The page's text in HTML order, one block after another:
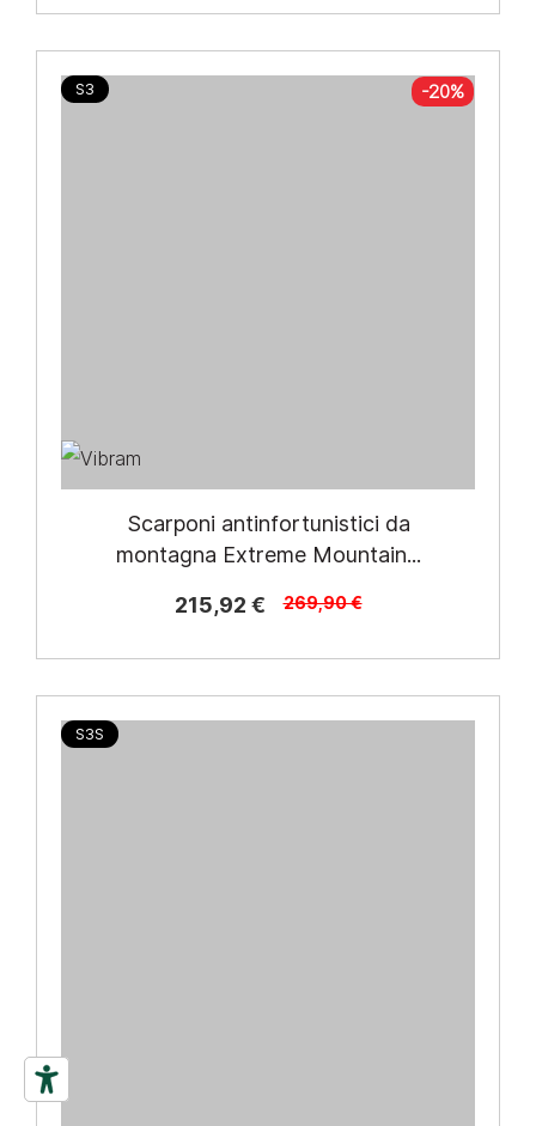
S3 -20%
Scarponi antinfortunistici da
montagna Extreme Mountain...
215,92 €
269,90 €
S3S